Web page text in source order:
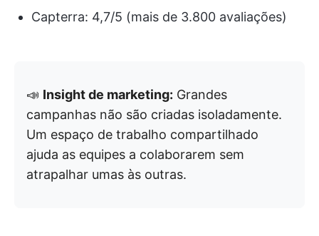
Capterra: 4,7/5 (mais de 3.800 avaliações)
📣 Insight de marketing: Grandes
campanhas não são criadas isoladamente.
Um espaço de trabalho compartilhado
ajuda as equipes a colaborarem sem
atrapalhar umas às outras.